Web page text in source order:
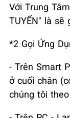
Với Trung
TUYẾN" là sẽ
*2 Gọi Ứng
- Trên Smart
ở cuối chân
chúng tôi